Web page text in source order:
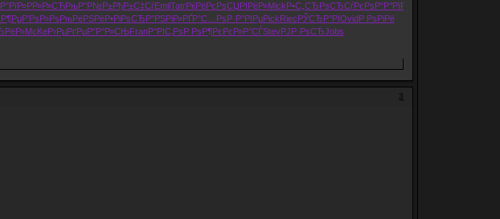
РР»Р»СЋРњР°Р№Р±РђР±С‡СѓEmilTatrРќРёРєРѕСЏРІРёР»Mick Р•С„СЂРѕСЂСѓРєРѕ Р“Р°РїРѕ
Р’РѕР»Рѕ РњРёРЅРёР•РіРѕСЂ Р°РЅРіР»РҐР°С…Рѕ Р·Р°РІРµPick Riec РЎСЂР°РІ Ovid Р РѕРіРё
McKeР›РµРґРµР“Р°Р»СЊFranР°РІС‚Рѕ Р РѕР¶Рє РєР»Р°СЃStevРЈР·РѕСЂJobs
3